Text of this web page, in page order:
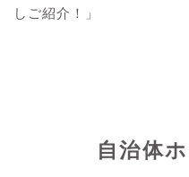
しご紹介！」
自治体